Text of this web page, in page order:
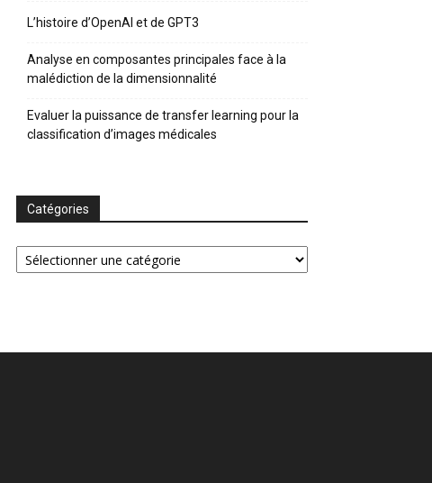
L’histoire d’OpenAI et de GPT3
Analyse en composantes principales face à la
malédiction de la dimensionnalité
Evaluer la puissance de transfer learning pour la
classification d’images médicales
Catégories
Catégories